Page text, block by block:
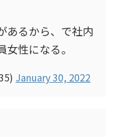
あるから、で社内
性になる。
January 30, 2022